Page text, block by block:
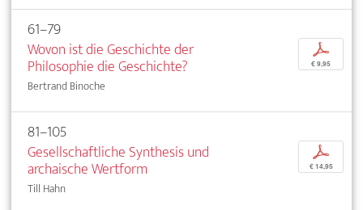
61–79
Wovon ist die Geschichte der
Philosophie die Geschichte?
Bertrand Binoche
p
€ 9,95
81–105
Gesellschaftliche Synthesis und
archaische Wertform
Till Hahn
p
€ 14,95